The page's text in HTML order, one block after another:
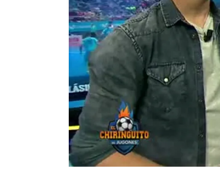
mega
Madrid
Publicado: 15 de noviembre de 2017,
El Punterazo